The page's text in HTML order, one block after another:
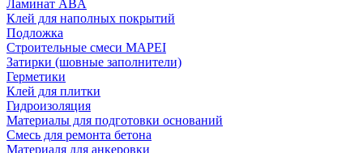
Ламинат ABA
Клей для наполных покрытий
Подложка
Строительные смеси MAPEI
Затирки (шовные заполнители)
Герметики
Клей для плитки
Гидроизоляция
Материалы для подготовки оснований
Смесь для ремонта бетона
Материаля для анкеровки